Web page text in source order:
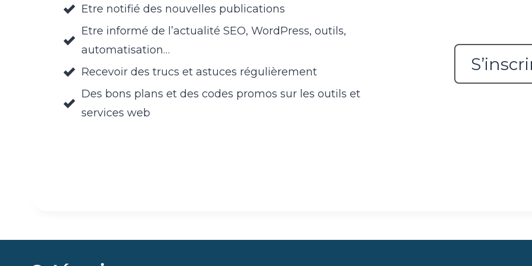
Etre notifié des nouvelles publications
Etre informé de l’actualité SEO, WordPress, outils,
automatisation…
Recevoir des trucs et astuces régulièrement
Des bons plans et des codes promos sur les outils et
services web